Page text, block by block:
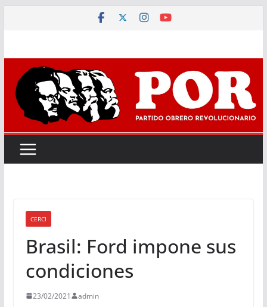
CERCI
Brasil: Ford impone sus
condiciones
23/02/2021 admin